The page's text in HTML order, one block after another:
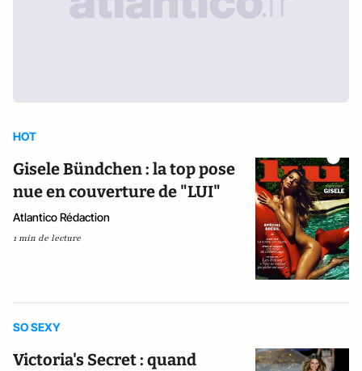
HOT
Gisele Bündchen : la top pose
nue en couverture de "LUI"
Atlantico Rédaction
1 min de lecture
SO SEXY
Victoria's Secret : quand